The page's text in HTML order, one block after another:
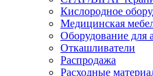
Кислородное
Медицинская
Оборудование для
Откашливатели
Распродажа
Расходные